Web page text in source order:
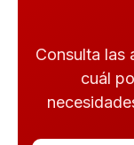
Consulta las
cuál